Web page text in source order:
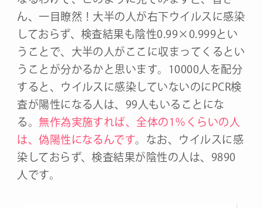
ん、一目瞭然！大半の人が右下ウイルスに感染
しておらず、検査結果も陰性0.99×0.999とい
うことで、大半の人がここに収まってくるとい
うことが分かるかと思います。10000人を配分
すると、ウイルスに感染していないのにPCR検
査が陽性になる人は、99人もいることにな
る。無作為実施すれば、全体の1％くらいの人
は、偽陽性になるんです。なお、ウイルスに感
染しておらず、検査結果が陰性の人は、9890
人です。